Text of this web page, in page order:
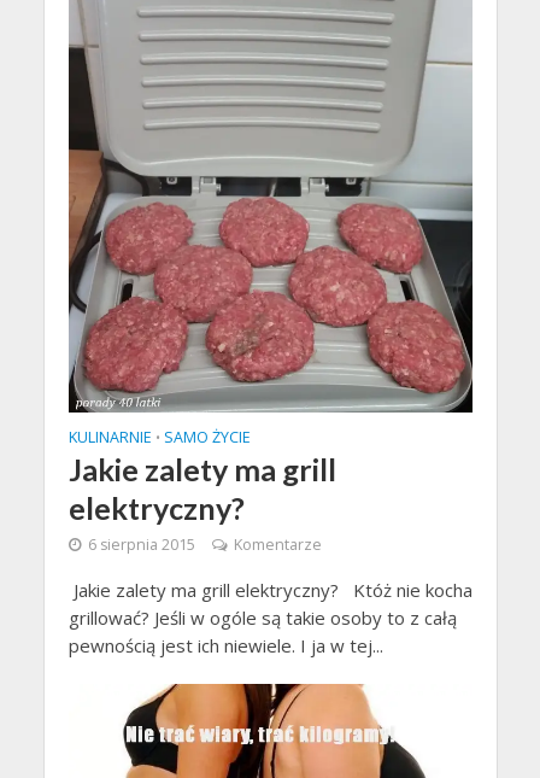
KULINARNIE • SAMO ŻYCIE
Jakie zalety ma grill
elektryczny?
6 sierpnia 2015 Komentarze
Jakie zalety ma grill elektryczny? Któż nie kocha
grillować? Jeśli w ogóle są takie osoby to z całą
pewnością jest ich niewiele. I ja w tej...